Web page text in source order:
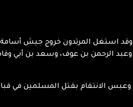
وقد استغل المرتدون خروج جيش أسامة
الرحمن بن عوف، وسعد بن أبي
وعبس الانتقام بقتل المسلمين في